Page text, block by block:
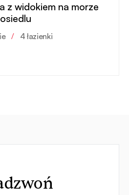
z widokiem na morze
/ 4 łazienki